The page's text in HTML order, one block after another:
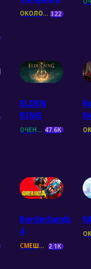
ОКОЛО ПОЛОЖИТЕЛЬНЫЕ 322
ELDEN
RING
47.6К
Borderlands
4
СМЕШАННЫЕ 2.1К